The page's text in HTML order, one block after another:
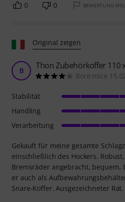
0 0 BEWERTUNG
Original zeigen
B Thon Zubehörkoffer 110
Bore.mice
Gekauft für meine gesamte
einschließlich des Hockers.
Bremsräder angebracht,
er auch als
Snare-Koffer. Ausgezeichneter Rat.
Stabilität
Handling
Verarbeitung